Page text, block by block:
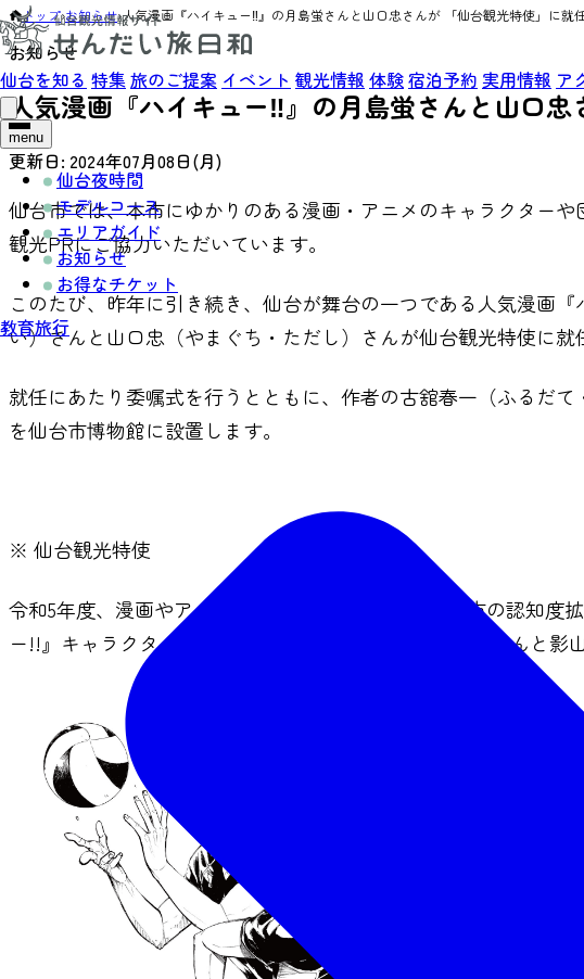
仙台を知る 特集旅のご提案 イベント 観光情報 体験宿泊予約 実用情報 ア
menu
仙台夜時間
モデルコース
エリアガイド
お知らせ
お得なチケット
教育旅行
トップ›お知らせ›人気漫画『ハイキュー‼』の月島蛍さんと山口忠さんが 「仙台観光特使」に就
お知らせ
人気漫画『ハイキュー‼』の月島蛍さんと山口
更新日: 2024年07月08日(月)
仙台市では、本市にゆかりのある漫画・アニメのキャラクター
観光PRにご協力いただいています。
このたび、昨年に引き続き、仙台が舞台の一つである人気漫画
い）さんと山口忠（やまぐち・ただし）さんが仙台観光特使に就
就任にあたり委嘱式を行うとともに、作者の古舘春一（ふるだ
を仙台市博物館に設置します。
※ 仙台観光特使
令和5年度、漫画やアニメファン等の新たな層にも本市の認知度
ー!!』キャラクターの日向翔陽（ひなた・しょうよう）さんと影